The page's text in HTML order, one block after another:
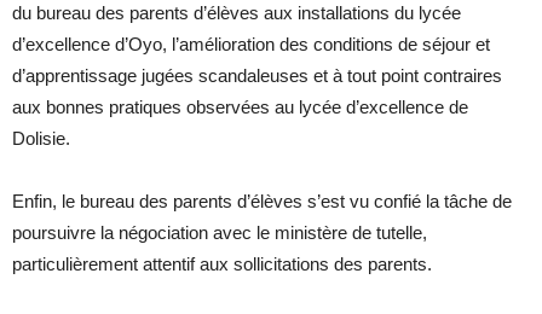
du bureau des parents d’élèves aux installations du lycée
d’excellence d’Oyo, l’amélioration des conditions de séjour et
d’apprentissage jugées scandaleuses et à tout point contraires
aux bonnes pratiques observées au lycée d’excellence de
Dolisie.
Enfin, le bureau des parents d’élèves s’est vu confié la tâche de
poursuivre la négociation avec le ministère de tutelle,
particulièrement attentif aux sollicitations des parents.